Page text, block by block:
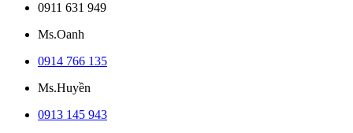
0911 631 949
Ms.Oanh
0914 766 135
Ms.Huyền
0913 145 943